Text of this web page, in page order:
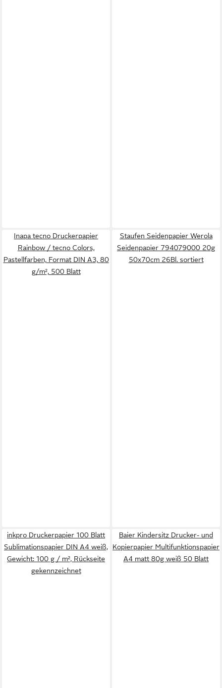
Inapa tecno Druckerpapier
Rainbow / tecno Colors,
Pastellfarben, Format DIN A3, 80
g/m², 500 Blatt
Staufen Seidenpapier Werola
Seidenpapier 794079000 20g
50x70cm 26Bl. sortiert
inkpro Druckerpapier 100 Blatt
Sublimationspapier DIN A4 weiß,
Gewicht: 100 g / m², Rückseite
gekennzeichnet
Baier Kindersitz Drucker- und
Kopierpapier Multifunktionspapier
A4 matt 80g weiß 50 Blatt